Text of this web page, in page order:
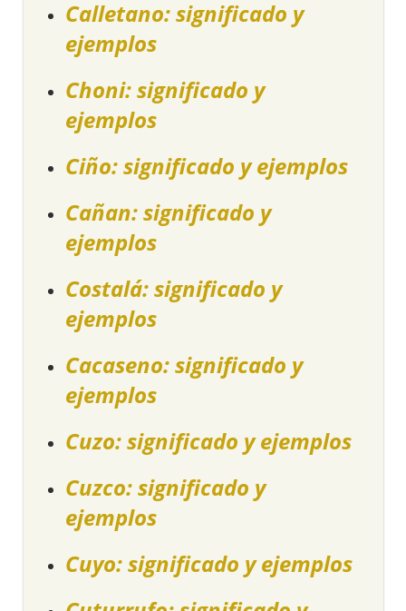
Calletano: significado y
ejemplos
Choni: significado y
ejemplos
Ciño: significado y ejemplos
Cañan: significado y
ejemplos
Costalá: significado y
ejemplos
Cacaseno: significado y
ejemplos
Cuzo: significado y ejemplos
Cuzco: significado y
ejemplos
Cuyo: significado y ejemplos